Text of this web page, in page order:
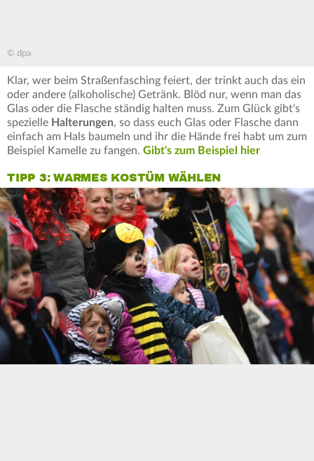
© dpa
Klar, wer beim Straßenfasching feiert, der trinkt auch das ein
oder andere (alkoholische) Getränk. Blöd nur, wenn man das
Glas oder die Flasche ständig halten muss. Zum Glück gibt's
spezielle Halterungen, so dass euch Glas oder Flasche dann
einfach am Hals baumeln und ihr die Hände frei habt um zum
Beispiel Kamelle zu fangen. Gibt's zum Beispiel hier
TIPP 3: WARMES KOSTÜM WÄHLEN